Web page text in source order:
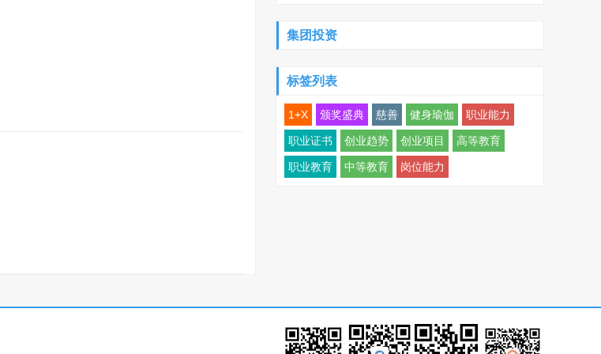
集团投资
标签列表
1+X 颁奖盛典 慈善 健身瑜伽 职业能力
职业证书 创业趋势 创业项目 高等教育
职业教育 中等教育 岗位能力